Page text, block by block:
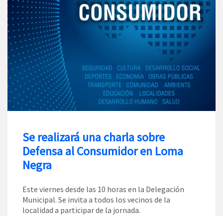
Se realizará una charla sobre
Defensa al Consumidor en Loma
Negra
Este viernes desde las 10 horas en la Delegación
Municipal. Se invita a todos los vecinos de la
localidad a participar de la jornada.